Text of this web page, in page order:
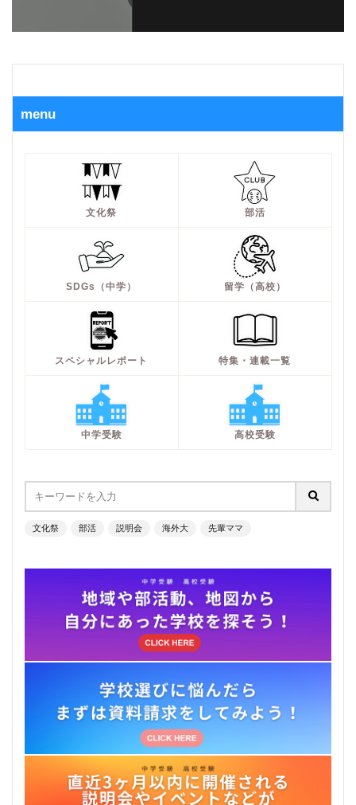
menu
文化祭 部活
SDGs（中学） 留学（高校）
スペシャルレポート 特集・連載一覧
中学受験 高校受験
文化祭 部活 説明会 海外大 先輩ママ